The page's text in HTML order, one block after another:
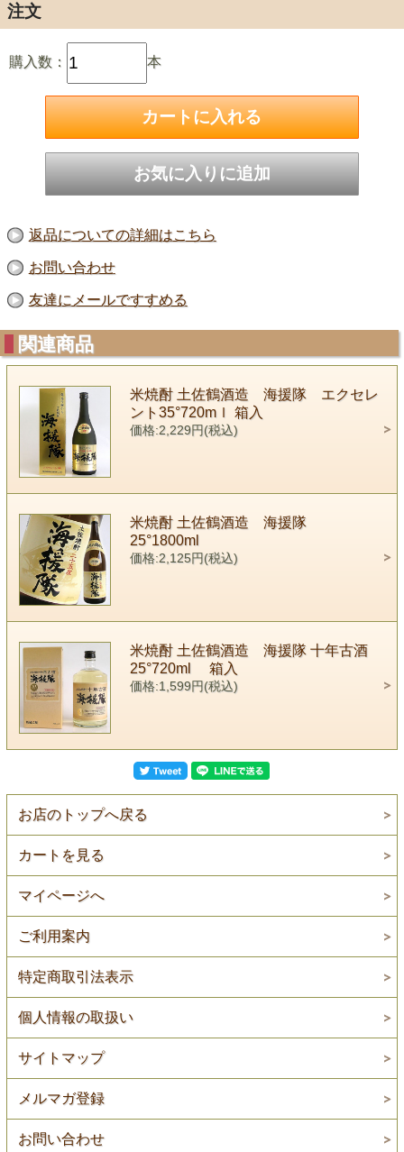
注文
購入数： 本
返品についての詳細はこちら
お問い合わせ
友達にメールですすめる
関連商品
米焼酎 土佐鶴酒造 海援隊 エクセレ
ント35°720mｌ 箱入
価格:2,229円(税込)
米焼酎 土佐鶴酒造 海援隊
25°1800ml
価格:2,125円(税込)
米焼酎 土佐鶴酒造 海援隊 十年古酒
25°720ml 箱入
価格:1,599円(税込)
お店のトップへ戻る
カートを見る
マイページへ
ご利用案内
特定商取引法表示
個人情報の取扱い
サイトマップ
メルマガ登録
お問い合わせ